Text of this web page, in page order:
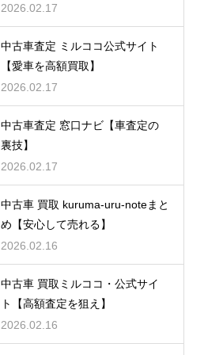
2026.02.17
中古車査定 ミルココ公式サイト
【愛車を高額買取】
2026.02.17
中古車査定 窓口ナビ【車査定の
裏技】
2026.02.17
中古車 買取 kuruma-uru-noteまと
め【安心して売れる】
2026.02.16
中古車 買取ミルココ・公式サイ
ト【高額査定を狙え】
2026.02.16